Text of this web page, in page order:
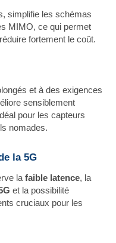
simplifie les schémas
MIMO, ce qui permet
fortement le coût.
et à des exigences
sensiblement
pour les capteurs
nomades.
la 5G
lafaible latence, la
et la possibilité
cruciaux pour les